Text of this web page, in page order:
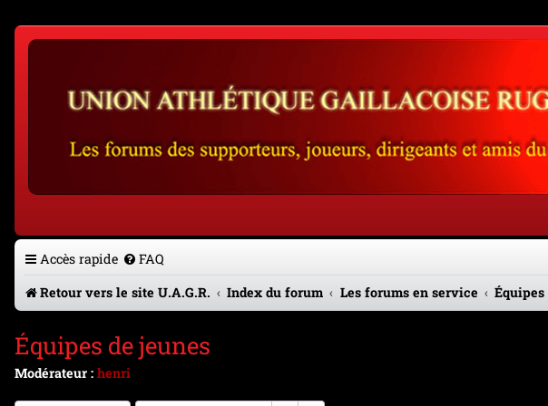
Accès rapide FAQ
Retour vers le site U.A.G.R.
Index du forum Les forums en service Équipes
Équipes de jeunes
Modérateur : henri